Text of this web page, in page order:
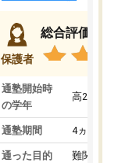
保護者
総合評価
通塾開始時
の学年
高2
通塾期間 4ヵ月～1
通った目的 難関私立